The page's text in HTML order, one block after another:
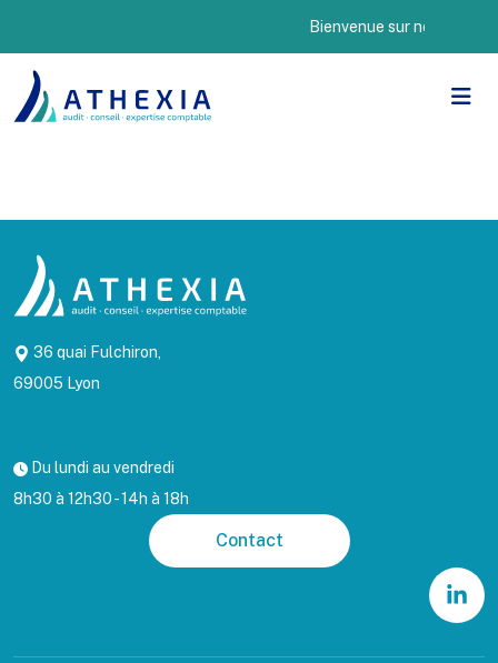
Bienvenue sur notre
36 quai Fulchiron,
69005 Lyon
Du lundi au vendredi
8h30 à 12h30 - 14h à 18h
Contact